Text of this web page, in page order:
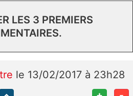
LES 3 PREMIERS
le 13/02/2017 à 23h28